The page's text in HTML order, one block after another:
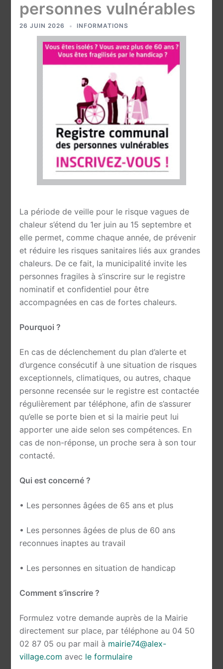
personnes vulnérables
26 JUIN 2026 INFORMATIONS
La période de veille pour le risque vagues de
chaleur s’étend du 1er juin au 15 septembre et
elle permet, comme chaque année, de prévenir
et réduire les risques sanitaires liés aux grandes
chaleurs. De ce fait, la municipalité invite les
personnes fragiles à s’inscrire sur le registre
nominatif et confidentiel pour être
accompagnées en cas de fortes chaleurs.
Pourquoi ?
En cas de déclenchement du plan d’alerte et
d’urgence consécutif à une situation de risques
exceptionnels, climatiques, ou autres, chaque
personne recensée sur le registre est contactée
régulièrement par téléphone, afin de s’assurer
qu’elle se porte bien et si la mairie peut lui
apporter une aide selon ses compétences. En
cas de non-réponse, un proche sera à son tour
contacté.
Qui est concerné ?
• Les personnes âgées de 65 ans et plus
• Les personnes âgées de plus de 60 ans
reconnues inaptes au travail
• Les personnes en situation de handicap
Comment s’inscrire ?
Formulez votre demande auprès de la Mairie
directement sur place, par téléphone au 04 50
02 87 05 ou par mail à mairie74@alex-
village.com avec le formulaire